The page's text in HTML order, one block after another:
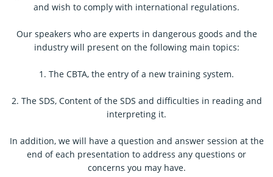
and wish to comply with international regulations.
Our speakers who are experts in dangerous goods and the
industry will present on the following main topics:
1. The CBTA, the entry of a new training system.
2. The SDS, Content of the SDS and difficulties in reading and
interpreting it.
In addition, we will have a question and answer session at the
end of each presentation to address any questions or
concerns you may have.